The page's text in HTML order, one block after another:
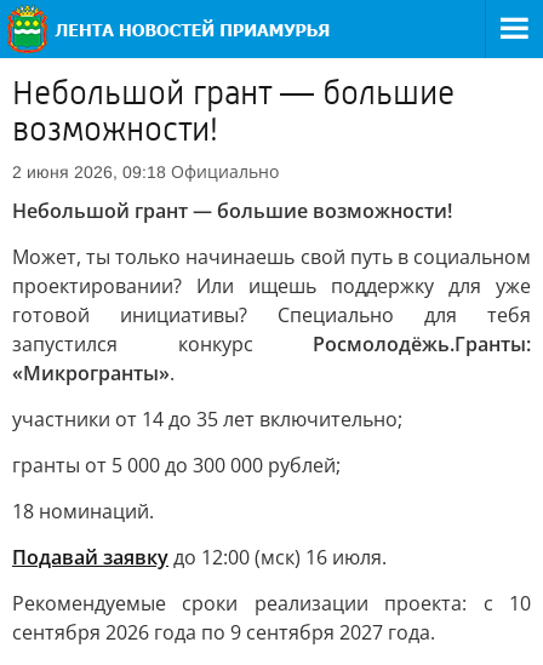
Небольшой грант — большие
возможности!
2 июня 2026, 09:18 Официально
Небольшой грант — большие возможности!
Может, ты только начинаешь свой путь в социальном
проектировании? Или ищешь поддержку для уже
готовой инициативы? Специально для тебя
запустился конкурс Росмолодёжь.Гранты:
«Микрогранты».
участники от 14 до 35 лет включительно;
гранты от 5 000 до 300 000 рублей;
18 номинаций.
Подавай заявкудо 12:00 (мск) 16 июля.
Рекомендуемые сроки реализации проекта: с 10
сентября 2026 года по 9 сентября 2027 года.